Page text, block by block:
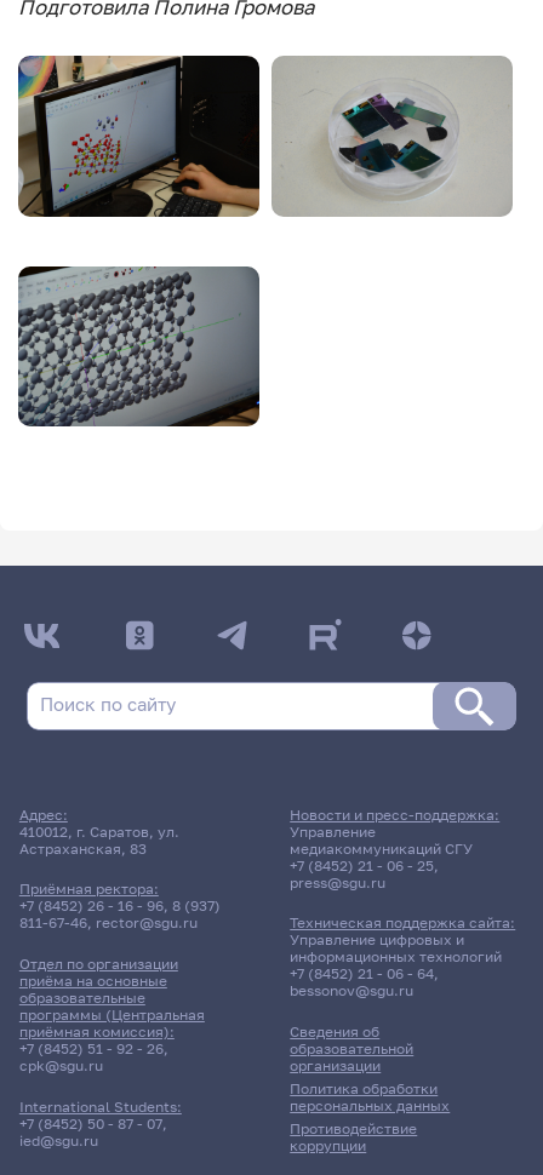
Подготовила Полина Громова
Image Image
Image
Адрес:
410012, г. Саратов, ул.
Астраханская, 83
Приёмная ректора:
+7 (8452) 26 - 16 - 96, 8 (937)
811-67-46, rector@sgu.ru
Отдел по организации
приёма на основные
образовательные
программы (Центральная
приёмная комиссия):
+7 (8452) 51 - 92 - 26,
cpk@sgu.ru
International Students:
+7 (8452) 50 - 87 - 07,
ied@sgu.ru
Сведения об
образовательной
организации
Политика обработки
персональных данных
Противодействие
коррупции
Новости и пресс-поддержка:
Управление
медиакоммуникаций СГУ
+7 (8452) 21 - 06 - 25,
press@sgu.ru
Техническая поддержка сайта:
Управление цифровых и
информационных технологий
+7 (8452) 21 - 06 - 64,
bessonov@sgu.ru